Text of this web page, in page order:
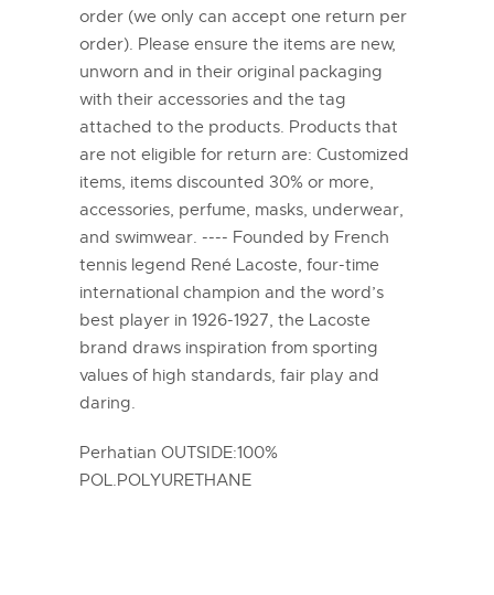
order (we only can accept one return per
order). Please ensure the items are new,
unworn and in their original packaging
with their accessories and the tag
attached to the products. Products that
are not eligible for return are: Customized
items, items discounted 30% or more,
accessories, perfume, masks, underwear,
and swimwear. ---- Founded by French
tennis legend René Lacoste, four-time
international champion and the word’s
best player in 1926-1927, the Lacoste
brand draws inspiration from sporting
values of high standards, fair play and
daring.
Perhatian OUTSIDE:100%
POL.POLYURETHANE